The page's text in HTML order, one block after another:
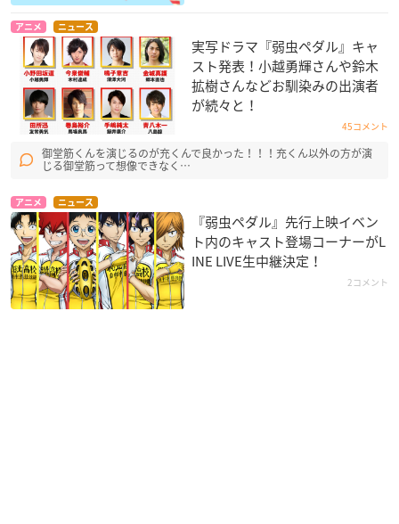
アニメ ニュース
実写ドラマ『弱虫ペダル』キャ
スト発表！小越勇輝さんや鈴木
拡樹さんなどお馴染みの出演者
が続々と！
45コメント
御堂筋くんを演じるのが充くんで良かった！！！充くん以外の方が演
じる御堂筋って想像できなく…
アニメ ニュース
『弱虫ペダル』先行上映イベン
ト内のキャスト登場コーナーがL
INE LIVE生中継決定！
2コメント